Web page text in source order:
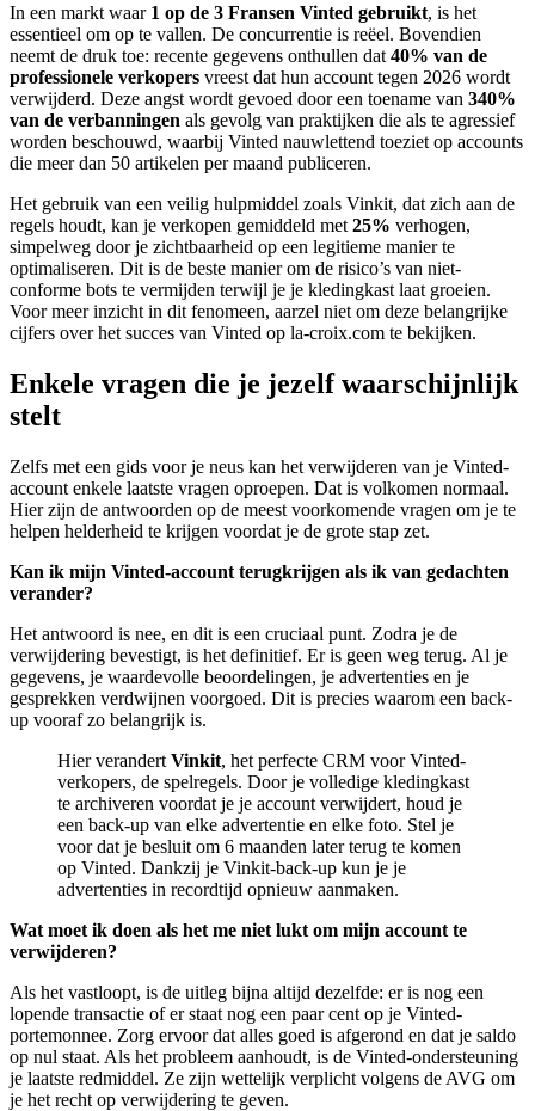
In een markt waar 1 op de 3 Fransen Vinted gebruikt, is het
essentieel om op te vallen. De concurrentie is reëel. Bovendien
neemt de druk toe: recente gegevens onthullen dat 40% van de
professionele verkopers vreest dat hun account tegen 2026 wordt
verwijderd. Deze angst wordt gevoed door een toename van 340%
van de verbanningen als gevolg van praktijken die als te agressief
worden beschouwd, waarbij Vinted nauwlettend toeziet op accounts
die meer dan 50 artikelen per maand publiceren.
Het gebruik van een veilig hulpmiddel zoals Vinkit, dat zich aan de
regels houdt, kan je verkopen gemiddeld met 25% verhogen,
simpelweg door je zichtbaarheid op een legitieme manier te
optimaliseren. Dit is de beste manier om de risico’s van niet-
conforme bots te vermijden terwijl je je kledingkast laat groeien.
Voor meer inzicht in dit fenomeen, aarzel niet om deze belangrijke
cijfers over het succes van Vinted op la-croix.com te bekijken.
Enkele vragen die je jezelf waarschijnlijk
stelt
Zelfs met een gids voor je neus kan het verwijderen van je Vinted-
account enkele laatste vragen oproepen. Dat is volkomen normaal.
Hier zijn de antwoorden op de meest voorkomende vragen om je te
helpen helderheid te krijgen voordat je de grote stap zet.
Kan ik mijn Vinted-account terugkrijgen als ik van gedachten
verander?
Het antwoord is nee, en dit is een cruciaal punt. Zodra je de
verwijdering bevestigt, is het definitief. Er is geen weg terug. Al je
gegevens, je waardevolle beoordelingen, je advertenties en je
gesprekken verdwijnen voorgoed. Dit is precies waarom een back-
up vooraf zo belangrijk is.
Hier verandert Vinkit, het perfecte CRM voor Vinted-
verkopers, de spelregels. Door je volledige kledingkast
te archiveren voordat je je account verwijdert, houd je
een back-up van elke advertentie en elke foto. Stel je
voor dat je besluit om 6 maanden later terug te komen
op Vinted. Dankzij je Vinkit-back-up kun je je
advertenties in recordtijd opnieuw aanmaken.
Wat moet ik doen als het me niet lukt om mijn account te
verwijderen?
Als het vastloopt, is de uitleg bijna altijd dezelfde: er is nog een
lopende transactie of er staat nog een paar cent op je Vinted-
portemonnee. Zorg ervoor dat alles goed is afgerond en dat je saldo
op nul staat. Als het probleem aanhoudt, is de Vinted-ondersteuning
je laatste redmiddel. Ze zijn wettelijk verplicht volgens de AVG om
je het recht op verwijdering te geven.